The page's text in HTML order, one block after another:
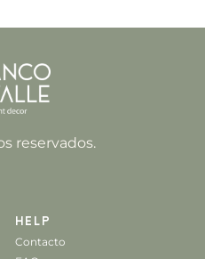
reservados.
Help
Contacto